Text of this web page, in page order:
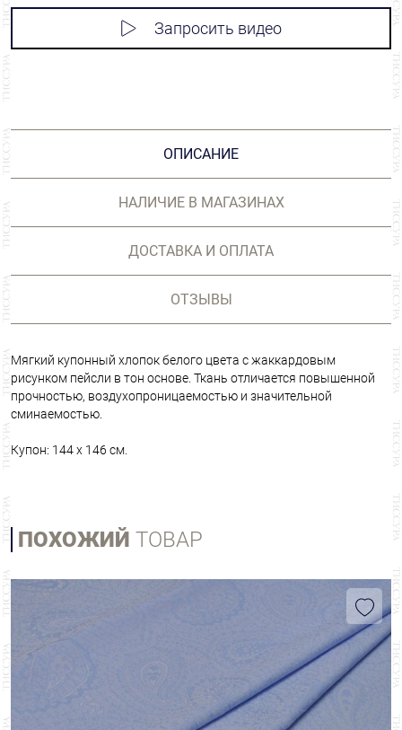
Запросить видео
ОПИСАНИЕ
НАЛИЧИЕ В МАГАЗИНАХ
ДОСТАВКА И ОПЛАТА
ОТЗЫВЫ
Мягкий купонный хлопок белого цвета с жаккардовым
рисунком пейсли в тон основе. Ткань отличается повышенной
прочностью, воздухопроницаемостью и значительной
сминаемостью.
Купон: 144 х 146 см.
ПОХОЖИЙ ТОВАР